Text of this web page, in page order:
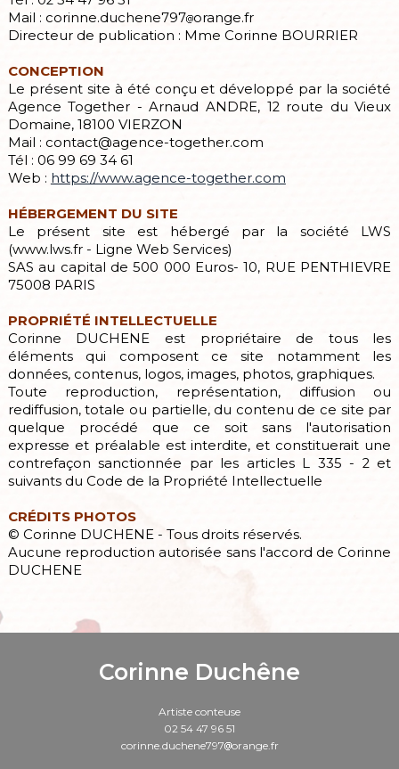
Mail : corinne.duchene797 orange.fr
Directeur de publication : Mme Corinne BOURRIER
CONCEPTION
Le présent site à été conçu et développé par la société
Agence Together - Arnaud ANDRE, 12 route du Vieux
Domaine, 18100 VIERZON
Mail : contact@agence-together.com
Tél : 06 99 69 34 61
Web : https://www.agence-together.com
HÉBERGEMENT DU SITE
Le présent site est hébergé par la société LWS
(www.lws.fr - Ligne Web Services)
SAS au capital de 500 000 Euros- 10, RUE PENTHIEVRE
75008 PARIS
PROPRIÉTÉ INTELLECTUELLE
Corinne DUCHENE est propriétaire de tous les
éléments qui composent ce site notamment les
données, contenus, logos, images, photos, graphiques.
Toute reproduction, représentation, diffusion ou
rediffusion, totale ou partielle, du contenu de ce site par
quelque procédé que ce soit sans l'autorisation
expresse et préalable est interdite, et constituerait une
contrefaçon sanctionnée par les articles L 335 - 2 et
suivants du Code de la Propriété Intellectuelle
CRÉDITS PHOTOS
© Corinne DUCHENE - Tous droits réservés.
Aucune reproduction autorisée sans l'accord de Corinne
DUCHENE
Corinne Duchêne
Artiste conteuse
02 54 47 96 51
corinne.duchene797 orange.fr